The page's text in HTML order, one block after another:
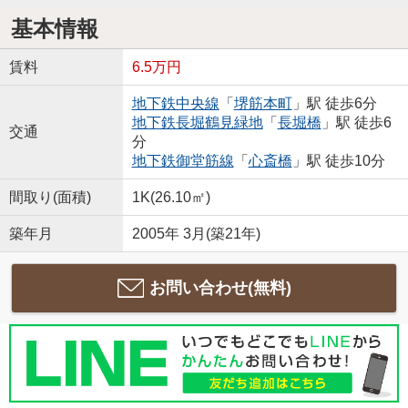
基本情報
賃料 6.5万円
交通
地下鉄中央線 「 堺筋本町」駅 徒歩6分
地下鉄長堀鶴見緑地「 長堀橋 」駅 徒歩6
分
地下鉄御堂筋線 「 心斎橋 」駅 徒歩10分
間取り(面積) 1K(26.10㎡)
築年月 2005年 3月(築21年)
お問い合わせ(無料)